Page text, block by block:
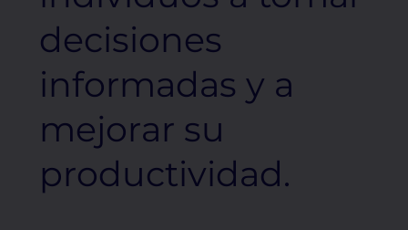
decisiones
informadas y a
mejorar su
productividad.